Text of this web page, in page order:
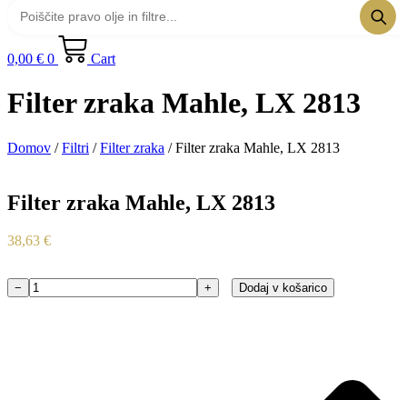
0,00 € 0 Cart
Filter zraka Mahle, LX 2813
Domov /Filtri /Filter zraka / Filter zraka Mahle, LX 2813
Filter zraka Mahle, LX 2813
38,63 €
Filter
− + Dodaj v košarico